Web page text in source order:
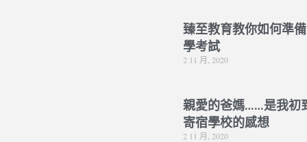
臻至教育教你如何準
學考試
2 11 月, 2020
親愛的爸媽……是我初
寄宿學校的感想
2 11 月, 2020